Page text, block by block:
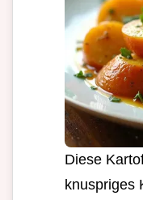
Diese
knuspriges